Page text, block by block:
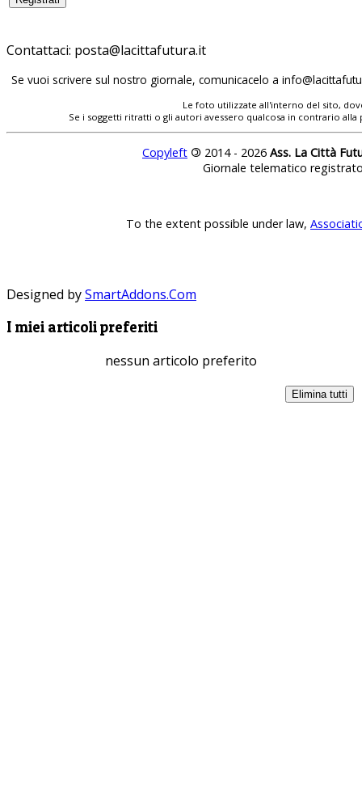
Contattaci:
Se vuoi scrivere sul nostro giornale, comunicacelo a
Le foto utilizzate all'interno del sito,
Se i soggetti ritratti o gli autori avessero qualcosa in contrario
Copyleft © 2014 - 2026 Ass. La Città
Giornale telematico
To the extent possible under law,
Designed bySmartAddons.Com
I miei articoli preferiti
nessun articolo preferito